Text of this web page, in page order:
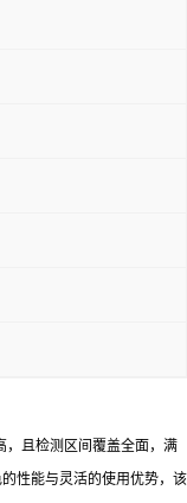
，且检测区间覆盖全面，满
性能与灵活的使用优势，该